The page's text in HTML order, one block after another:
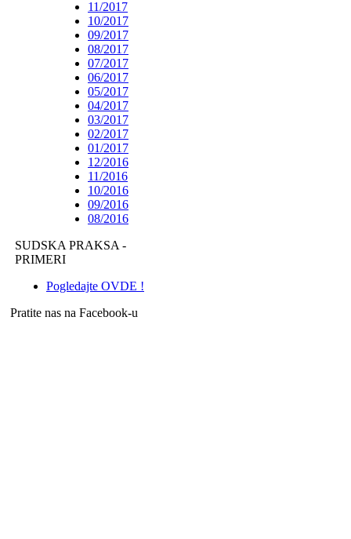
11/2017
10/2017
09/2017
08/2017
07/2017
06/2017
05/2017
04/2017
03/2017
02/2017
01/2017
12/2016
11/2016
10/2016
09/2016
08/2016
SUDSKA PRAKSA -
PRIMERI
Pogledajte OVDE !
Pratite nas na Facebook-u